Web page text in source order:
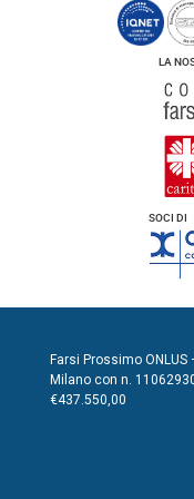
LA
SOCI DI
Farsi Prossimo
Milano con n.
€437.550,00